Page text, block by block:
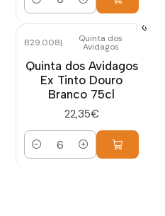
Quantidade
B29.008| Quinta dos
Avidagos
Quinta dos Avidagos
Ex Tinto Douro
Branco 75cl
22,35€
Quantidade